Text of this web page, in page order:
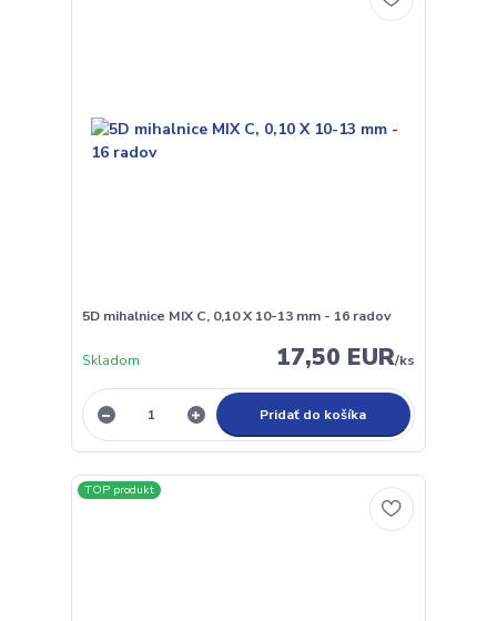
5D mihalnice MIX C, 0,10 X 10-13 mm - 16 radov
17,50 EUR/ks
Skladom
Pridať do košíka
TOP produkt